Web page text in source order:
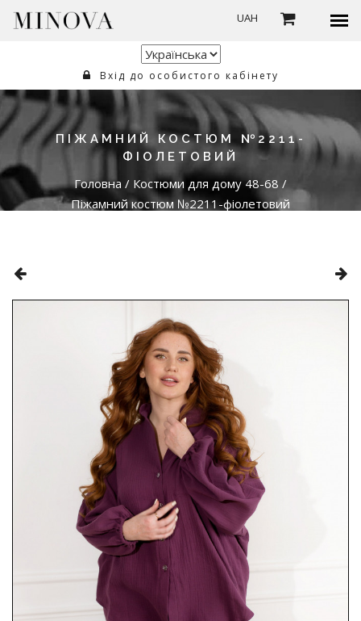
UAH
Вхід до особистого кабінету
ПІЖАМНИЙ КОСТЮМ №2211-
ФІОЛЕТОВИЙ
Головна / Костюми для дому 48-68 /
Піжамний костюм №2211-фіолетовий